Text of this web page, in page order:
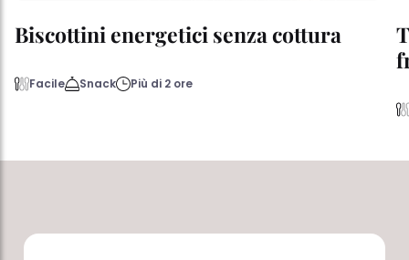
Biscottini energetici senza cottura
Facile Snack Più di 2 ore